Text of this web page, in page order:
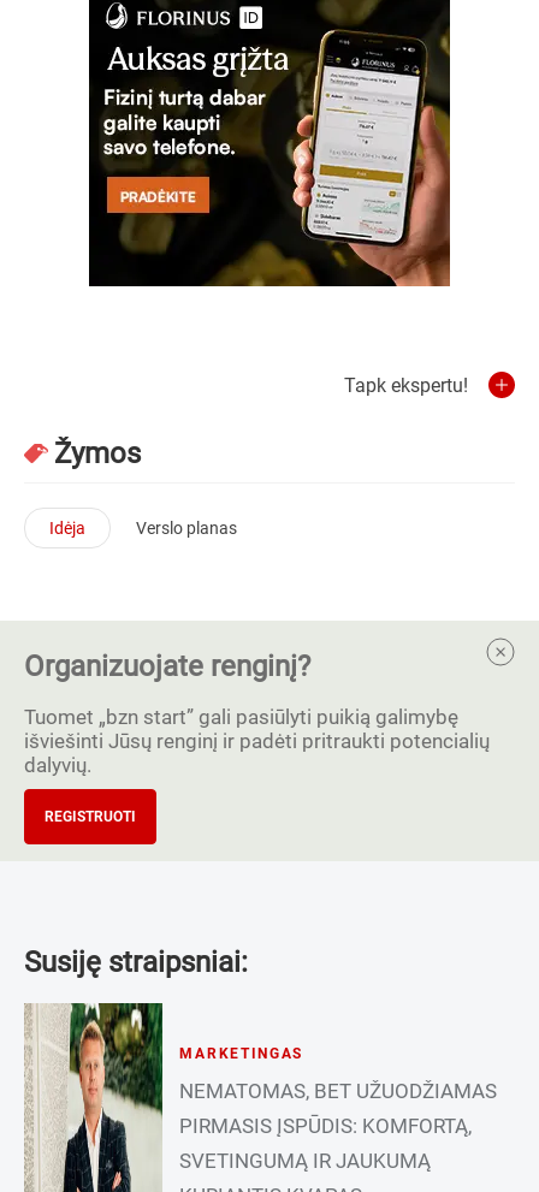
Tapk ekspertu!
Žymos
Idėja Verslo planas
Organizuojate renginį?
Tuomet „bzn start” gali pasiūlyti puikią galimybę
išviešinti Jūsų renginį ir padėti pritraukti potencialių
dalyvių.
REGISTRUOTI
Susiję straipsniai:
MARKETINGAS
NEMATOMAS, BET UŽUODŽIAMAS
PIRMASIS ĮSPŪDIS: KOMFORTĄ,
SVETINGUMĄ IR JAUKUMĄ